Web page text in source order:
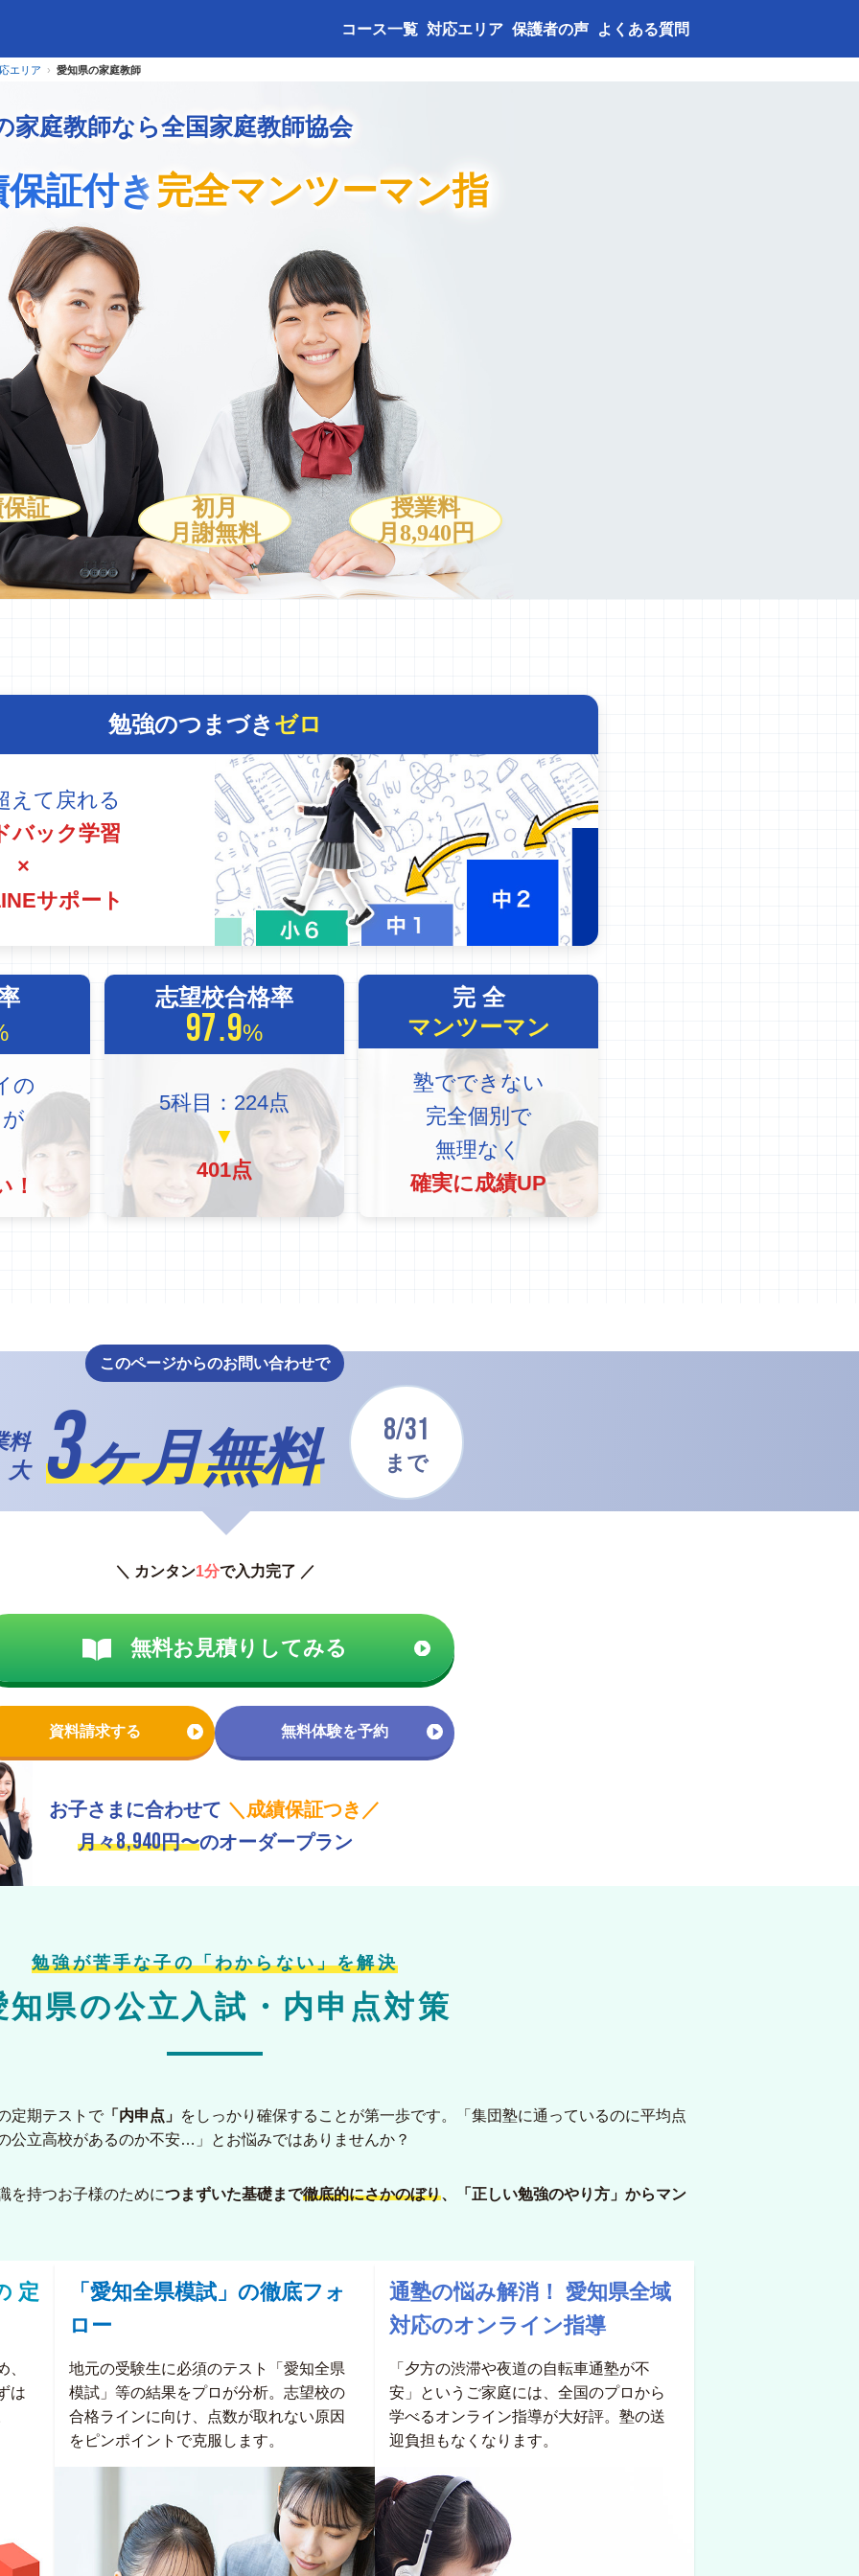
コース一覧 対応エリア 保護者の声 よくある質問
エリア 愛知県の家庭教師
家庭教師なら全国家庭教師協会
証付き 完全マンツーマン指
証
初月
月謝無料
授業料
月8,940円
勉強のつまづき ゼロ
えて戻れる
バック学習
×
サポート
の
！
志望校合格率
97.9%
5科目：224点
▼
401点
完 全
マンツーマン
塾でできない
完全個別で
無理なく
確実に成績UP
このページからのお問い合わせで
料
3ヶ月無料 8/31
まで
＼ カンタン1分で入力完了 ／
無料お見積りしてみる
資料請求する 無料体験を予約
お子さまに合わせて ＼成績保証つき／
月々8,940円〜のオーダープラン
勉強が苦手な子の「わからない」を解決
知県の公立入試・内申点対策
定期テストで「内申点」 をしっかり確保することが第一歩です。「集団塾に通っているのに平均点
公立高校があるのか不安…」とお悩みではありませんか？
を持つお子様のためにつまずいた基礎まで徹底的にさかのぼり、「正しい勉強のやり方」からマン
定
、
は
「愛知全県模試」の徹底フォ
ロー
地元の受験生に必須のテスト「愛知全県
模試」等の結果をプロが分析。志望校の
合格ラインに向け、点数が取れない原因
をピンポイントで克服します。
通塾の悩み解消！ 愛知県全域
対応のオンライン指導
「夕方の渋滞や夜道の自転車通塾が不
安」というご家庭には、全国のプロから
学べるオンライン指導が大好評。塾の送
迎負担もなくなります。